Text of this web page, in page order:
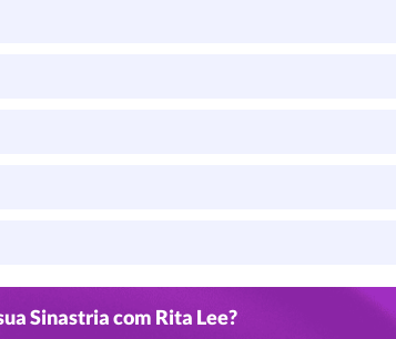
Sinastria com Rita Lee?